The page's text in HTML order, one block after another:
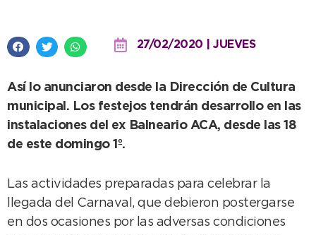
27/02/2020 | JUEVES
Así lo anunciaron desde la Dirección de Cultura
municipal. Los festejos tendrán desarrollo en las
instalaciones del ex Balneario ACA, desde las 18
de este domingo 1º.
Las actividades preparadas para celebrar la
llegada del Carnaval, que debieron postergarse
en dos ocasiones por las adversas condiciones